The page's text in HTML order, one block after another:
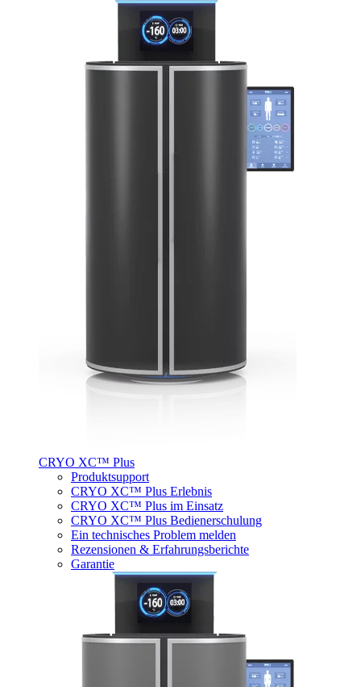
CRYO XC™ Plus
Produktsupport
CRYO XC™ Plus Erlebnis
CRYO XC™ Plus im Einsatz
CRYO XC™ Plus Bedienerschulung
Ein technisches Problem melden
Rezensionen & Erfahrungsberichte
Garantie